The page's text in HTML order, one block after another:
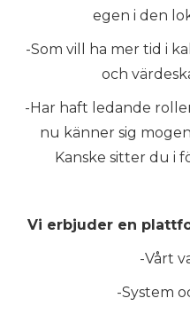
egen i den
-Som vill ha mer tid i
och
-Har haft ledande
nu känner sig
Kanske sitter du i
Vi erbjuder en
-Vårt
-System